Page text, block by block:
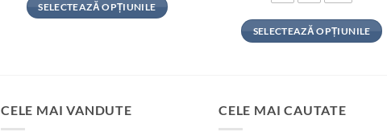
SELECTEAZĂ OPȚIUNILE
variații.
SELECTEAZĂ OPȚIUNILE
mai
CELE MAI VANDUTE CELE MAI CAUTATE